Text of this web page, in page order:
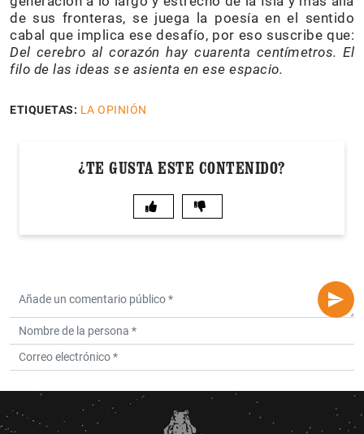
de sus fronteras, se juega la poesía en el sentido
cabal que implica ese desafío, por eso suscribe que:
Del cerebro al corazón hay cuarenta centímetros. El
filo de las ideas se asienta en ese espacio.
ETIQUETAS: LA OPINIÓN
¿TE GUSTA ESTE CONTENIDO?